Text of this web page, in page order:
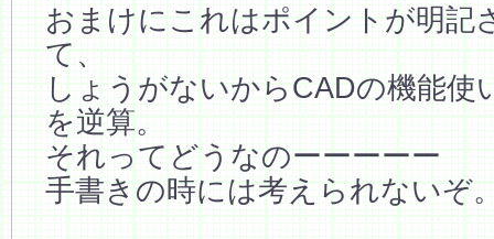
おまけにこれはポイントが明記
て、
しょうがないからCADの機能使
を逆算。
それってどうなのーーーーー
手書きの時には考えられないぞ